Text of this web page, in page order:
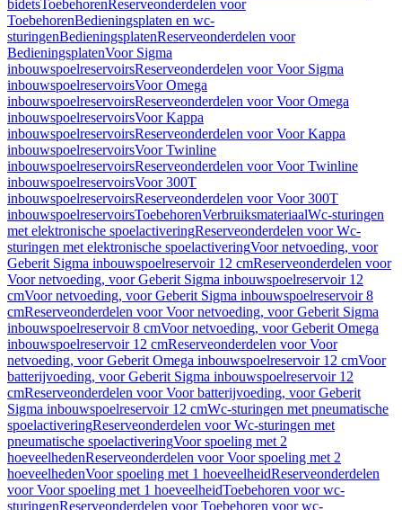
bidetsToebehorenReserveonderdelen voor
ToebehorenBedieningsplaten en wc-
sturingenBedieningsplatenReserveonderdelen voor
BedieningsplatenVoor Sigma
inbouwspoelreservoirsReserveonderdelen voor Voor Sigma
inbouwspoelreservoirsVoor Omega
inbouwspoelreservoirsReserveonderdelen voor Voor Omega
inbouwspoelreservoirsVoor Kappa
inbouwspoelreservoirsReserveonderdelen voor Voor Kappa
inbouwspoelreservoirsVoor Twinline
inbouwspoelreservoirsReserveonderdelen voor Voor Twinline
inbouwspoelreservoirsVoor 300T
inbouwspoelreservoirsReserveonderdelen voor Voor 300T
inbouwspoelreservoirsToebehorenVerbruiksmateriaalWc-sturingen
met elektronische spoelactiveringReserveonderdelen voor Wc-
sturingen met elektronische spoelactiveringVoor netvoeding, voor
Geberit Sigma inbouwspoelreservoir 12 cmReserveonderdelen voor
Voor netvoeding, voor Geberit Sigma inbouwspoelreservoir 12
cmVoor netvoeding, voor Geberit Sigma inbouwspoelreservoir 8
cmReserveonderdelen voor Voor netvoeding, voor Geberit Sigma
inbouwspoelreservoir 8 cmVoor netvoeding, voor Geberit Omega
inbouwspoelreservoir 12 cmReserveonderdelen voor Voor
netvoeding, voor Geberit Omega inbouwspoelreservoir 12 cmVoor
batterijvoeding, voor Geberit Sigma inbouwspoelreservoir 12
cmReserveonderdelen voor Voor batterijvoeding, voor Geberit
Sigma inbouwspoelreservoir 12 cmWc-sturingen met pneumatische
spoelactiveringReserveonderdelen voor Wc-sturingen met
pneumatische spoelactiveringVoor spoeling met 2
hoeveelhedenReserveonderdelen voor Voor spoeling met 2
hoeveelhedenVoor spoeling met 1 hoeveelheidReserveonderdelen
voor Voor spoeling met 1 hoeveelheidToebehoren voor wc-
sturingenReserveonderdelen voor Toebehoren voor wc-